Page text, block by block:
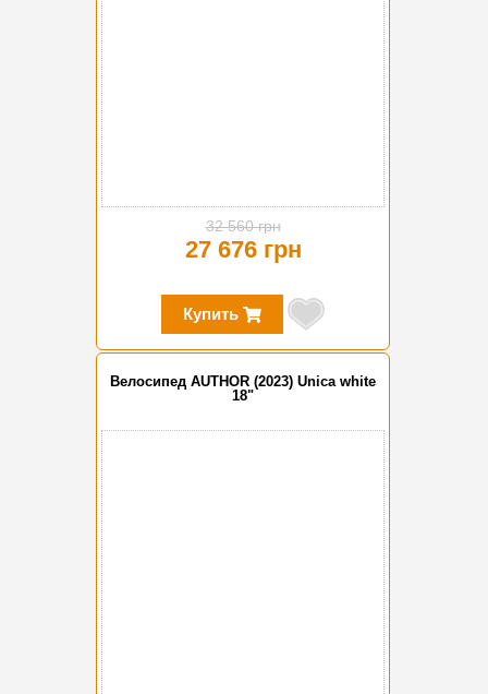
32 560 грн
27 676 грн
Купить
Велосипед AUTHOR (2023) Unica white
18"